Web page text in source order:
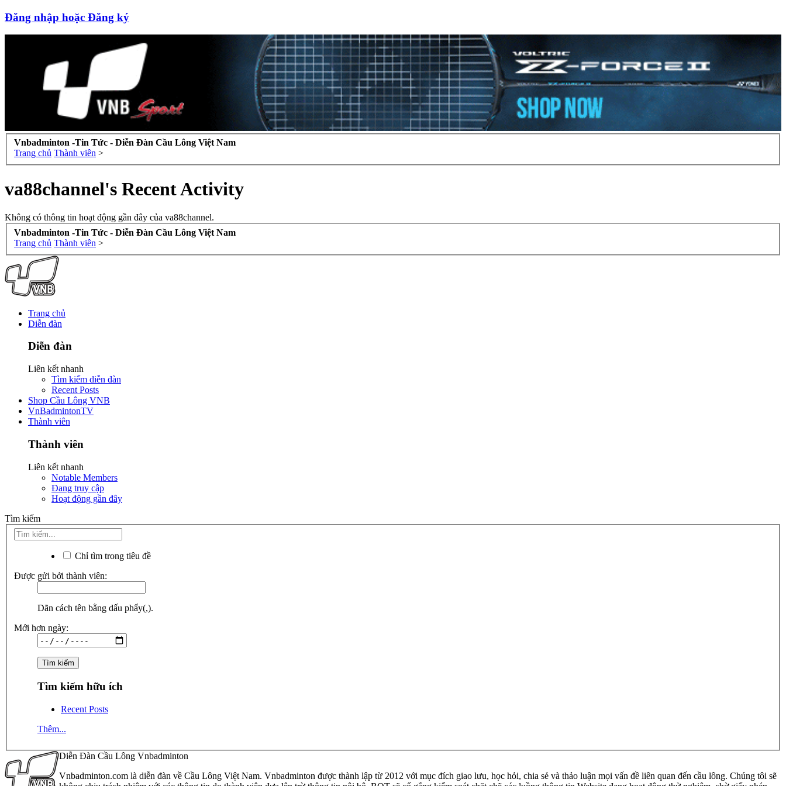
Đăng nhập hoặc Đăng ký
Vnbadminton -Tin Tức - Diễn Đàn Cầu Lông Việt Nam
Trang chủ Thành viên >
va88channel's Recent Activity
Không có thông tin hoạt động gần đây của va88channel.
Vnbadminton -Tin Tức - Diễn Đàn Cầu Lông Việt Nam
Trang chủ Thành viên >
Trang chủ
Diễn đàn
Diễn đàn
Liên kết nhanh
Tìm kiếm diễn đàn
Recent Posts
Shop Cầu Lông VNB
VnBadmintonTV
Thành viên
Thành viên
Liên kết nhanh
Notable Members
Đang truy cập
Hoạt động gần đây
Tìm kiếm
Chỉ tìm trong tiêu đề
Được gửi bởi thành viên:
Dãn cách tên bằng dấu phẩy(,).
Mới hơn ngày:
Tìm kiếm hữu ích
Recent Posts
Thêm...
Diễn Đàn Cầu Lông Vnbadminton
Vnbadminton.com là diễn đàn về Cầu Lông Việt Nam. Vnbadminton được thành lập từ 2012 với mục đích giao lưu, học hỏi, chia sẻ và thảo luận mọi vấn đề liên quan đến cầu lông. Chúng tôi sẽ